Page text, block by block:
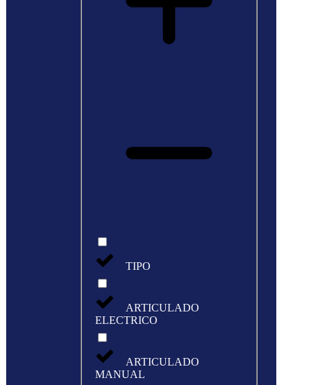
TIPO
ARTICULADO
ELECTRICO
ARTICULADO
MANUAL